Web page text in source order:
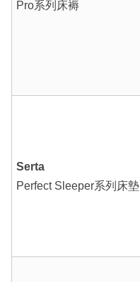
Pro系列床褥
Serta
Perfect Sleeper系列床墊